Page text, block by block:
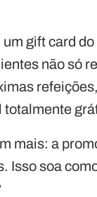
gift card
não só
totalmente
mais: a
Isso soa